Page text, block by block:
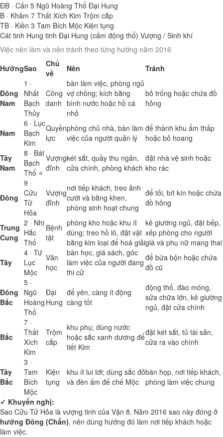
ĐB · Cấn 5 Ngũ Hoàng Thổ Đại Hung
B · Khảm 7 Thất Xích Kim Trộm cắp
TB · Kiền 3 Tam Bích Mộc Kiện tụng
Cát tinh Hung tinh Đại Hung (cấm động thổ) Vượng / Sinh khí
Việc nên làm và nên tránh theo từng hướng năm 2016
HướngSao
Chủ
về
Nên Tránh
Đông
Nam
1 ·
Nhất
Bạch
Thủy
Công
danh
bàn làm việc, phòng ngủ
vợ chồng; kích bằng
bình nước hoặc hồ cá
nhỏ
bỏ trống hoặc chứa đồ
hỏng
Nam
6 · Lục
Bạch
Kim
Quyền
lực
phòng chủ nhà, bàn làm
việc của người quản lý
để thành khu ẩm thấp
hoặc bỏ hoang
Tây
Nam
8 · Bát
Bạch
Thổ ⭐
Vượng
đỉnh
két sắt, quầy thu ngân,
cửa chính, phòng khách
đặt nhà vệ sinh hoặc
kho rác
Đông
9 ·
Cửu
Tử
Hỏa
Vượng
đỉnh
nơi tiếp khách, treo ảnh
cưới và bằng khen,
phòng sinh hoạt chung
để tối, bít kín hoặc chứa
đồ hỏng
Trung
Cung
2 · Nhị
Hắc
Thổ
Bệnh
tật
phòng kho hoặc khu ít
dùng; treo hồ lô, đặt vật
bằng kim loại để hoá giải
kê giường ngủ, đặt bếp,
xếp phòng cho người
già và phụ nữ mang thai
Tây
4 · Tứ
Lục
Mộc
Văn
học
bàn học, giá sách, góc
làm việc của người đang
thi cử
để bừa bộn hoặc chứa
đồ cũ
Đông
Bắc
5 ·
Ngũ
Hoàng
Thổ
Đại
Hung
để yên, càng ít động
càng tốt
động thổ, đào móng,
sửa chữa lớn, kê giường
ngủ, đặt cửa chính
Bắc
7 ·
Thất
Xích
Kim
Trộm
cắp
khu phụ; dùng nước
hoặc sắc xanh dương để
tiết Kim
đặt két sắt, tủ tài sản,
cửa ra vào chính
Tây
Bắc
3 ·
Tam
Bích
Mộc
Kiện
tụng
khu ít lui tới; dùng sắc đỏ
và đèn ấm để chế Mộc
bàn họp, nơi tiếp khách,
phòng làm việc chung
✓ Khuyến nghị:
Sao Cửu Tử Hỏa là vượng tinh của Vận 8. Năm 2016 sao này đóng ở
hướng Đông (Chấn), nên dùng hướng đó làm nơi tiếp khách hoặc
làm việc.